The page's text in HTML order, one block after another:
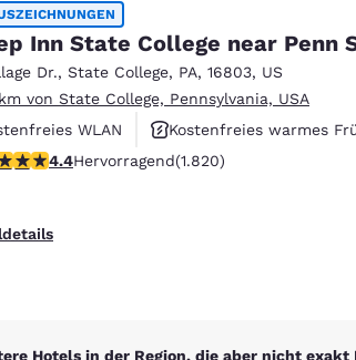
Germany
English
Inn State College near Penn
Dr., State College, PA, 16803, US
von State College, Pennsylvania, USA
WLAN
Kostenfreies warmes
Bewertung. Hervorragend. 1820
4.4Hervorragend(1.820)
Hotels in der Region, die aber nicht